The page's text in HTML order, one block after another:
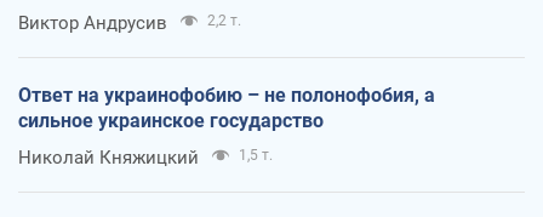
Виктор Андрусив 2,2 т.
Ответ на украинофобию – не полонофобия, а
сильное украинское государство
Николай Княжицкий 1,5 т.